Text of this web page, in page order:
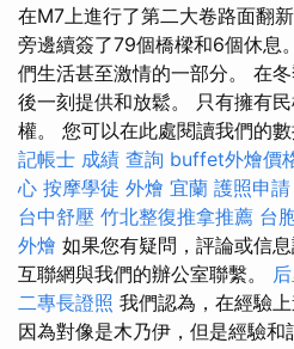
在M7上進行了第二大卷路面翻
旁邊續簽了79個橋樑和6個休息
們生活甚至激情的一部分。 在
後一刻提供和放鬆。 只有擁有
權。 您可以在此處閱讀我們的數
記帳士 成績 查詢 buffet外燴價
心 按摩學徒 外燴 宜蘭 護照申請
台中舒壓 竹北整復推拿推薦 台
外燴 如果您有疑問，評論或信
互聯網與我們的辦公室聯繫。
二專長證照 我們認為，在經驗
因為對像是木乃伊，但是經驗